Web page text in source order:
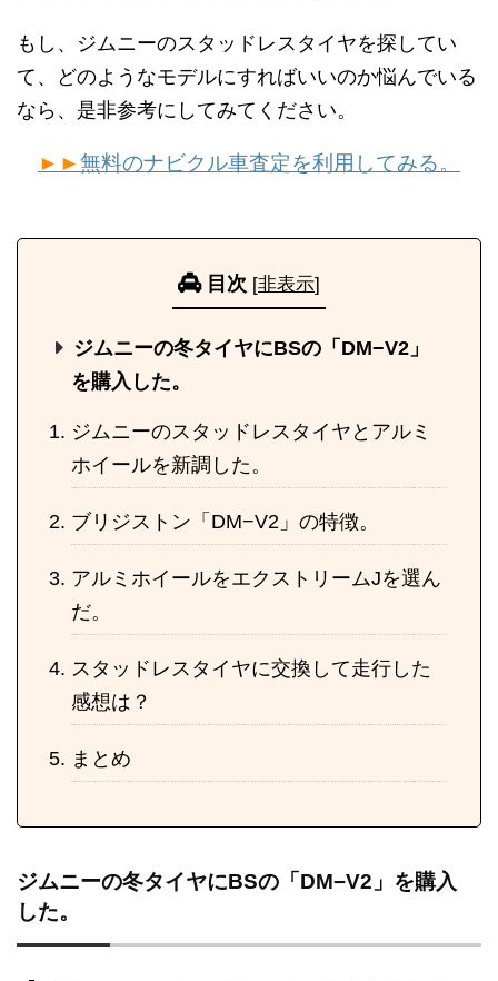
もし、ジムニーのスタッドレスタイヤを探してい
て、どのようなモデルにすればいいのか悩んでいる
なら、是非参考にしてみてください。
►►無料のナビクル車査定を利用してみる。
目次 [非表示]
ジムニーの冬タイヤにBSの「DM−V2」
を購入した。
ジムニーのスタッドレスタイヤとアルミ
ホイールを新調した。
ブリジストン「DM−V2」の特徴。
アルミホイールをエクストリームJを選ん
だ。
スタッドレスタイヤに交換して走行した
感想は？
まとめ
ジムニーの冬タイヤにBSの「DM−V2」を購入
した。